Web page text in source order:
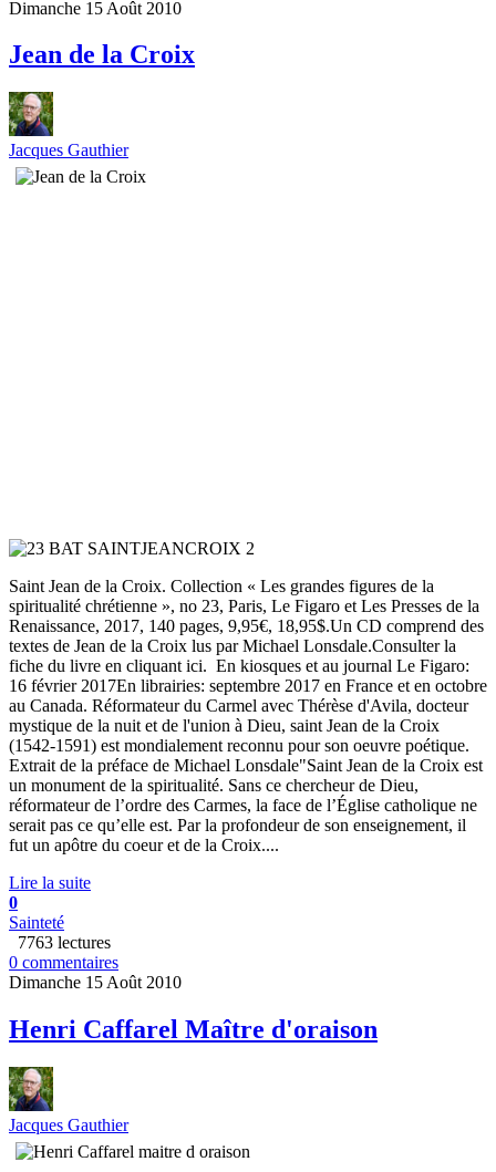
Dimanche 15 Août 2010
Jean de la Croix
Jacques Gauthier
Saint Jean de la Croix. Collection « Les grandes figures de la
spiritualité chrétienne », no 23, Paris, Le Figaro et Les Presses de la
Renaissance, 2017, 140 pages, 9,95€, 18,95$.Un CD comprend des
textes de Jean de la Croix lus par Michael Lonsdale.Consulter la
fiche du livre en cliquant ici. En kiosques et au journal Le Figaro:
16 février 2017En librairies: septembre 2017 en France et en octobre
au Canada. Réformateur du Carmel avec Thérèse d'Avila, docteur
mystique de la nuit et de l'union à Dieu, saint Jean de la Croix
(1542-1591) est mondialement reconnu pour son oeuvre poétique.
Extrait de la préface de Michael Lonsdale"Saint Jean de la Croix est
un monument de la spiritualité. Sans ce chercheur de Dieu,
réformateur de l’ordre des Carmes, la face de l’Église catholique ne
serait pas ce qu’elle est. Par la profondeur de son enseignement, il
fut un apôtre du coeur et de la Croix....
Lire la suite
0
Sainteté
7763 lectures
0 commentaires
Dimanche 15 Août 2010
Henri Caffarel Maître d'oraison
Jacques Gauthier